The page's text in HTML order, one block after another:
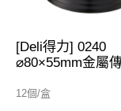
[Deli得力] 0240
⌀80×55mm金屬
12個/盒